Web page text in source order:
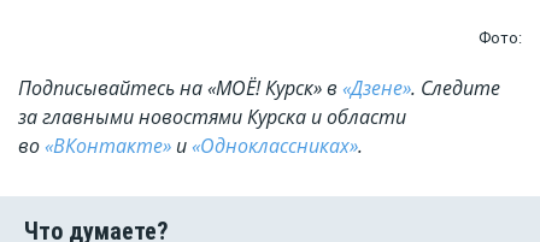
Фото:
Подписывайтесь на «МОЁ! Курск» в «Дзене». Cледите
за главными новостями Курска и области
во«ВКонтакте» и«Одноклассниках».